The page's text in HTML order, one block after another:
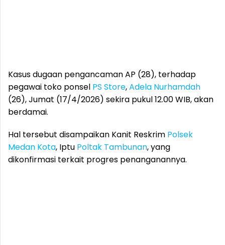
Kasus dugaan pengancaman AP (28), terhadap
pegawai toko ponsel PS Store,Adela Nurhamdah
(26), Jumat (17/4/2026) sekira pukul 12.00 WIB, akan
berdamai.
Hal tersebut disampaikan Kanit Reskrim Polsek
Medan Kota, Iptu Poltak Tambunan, yang
dikonfirmasi terkait progres penanganannya.